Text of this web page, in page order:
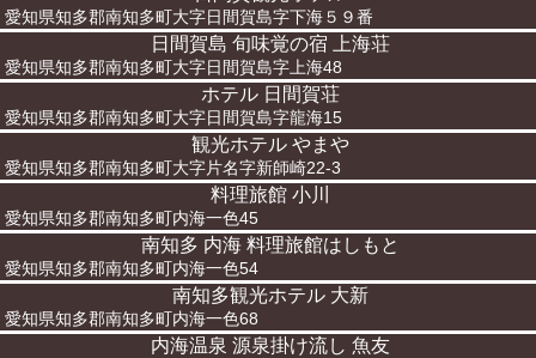
愛知県知多郡南知多町大字日間賀島字下海５９番
日間賀島 旬味覚の宿 上海荘
愛知県知多郡南知多町大字日間賀島字上海48
ホテル 日間賀荘
愛知県知多郡南知多町大字日間賀島字龍海15
観光ホテル やまや
愛知県知多郡南知多町大字片名字新師崎22-3
料理旅館 小川
愛知県知多郡南知多町内海一色45
南知多 内海 料理旅館はしもと
愛知県知多郡南知多町内海一色54
南知多観光ホテル 大新
愛知県知多郡南知多町内海一色68
内海温泉 源泉掛け流し 魚友